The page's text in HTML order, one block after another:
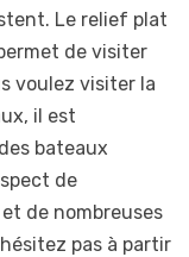
Le relief plat
de visiter
voulez visiter la
il est
bateaux
de
de nombreuses
pas à partir